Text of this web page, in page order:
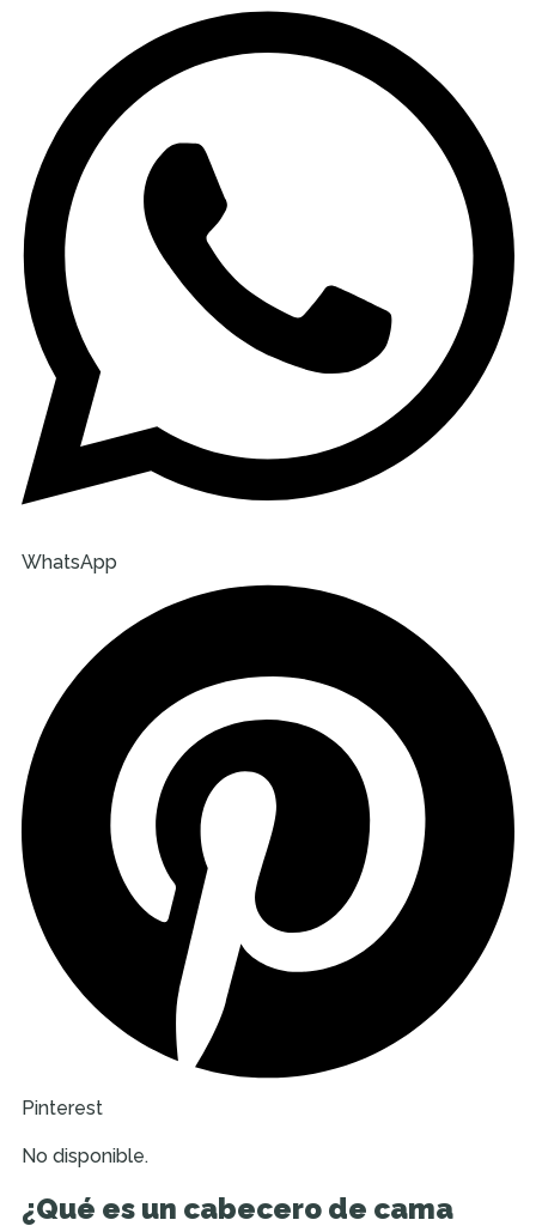
WhatsApp
Pinterest
No disponible.
¿Qué es un cabecero de cama